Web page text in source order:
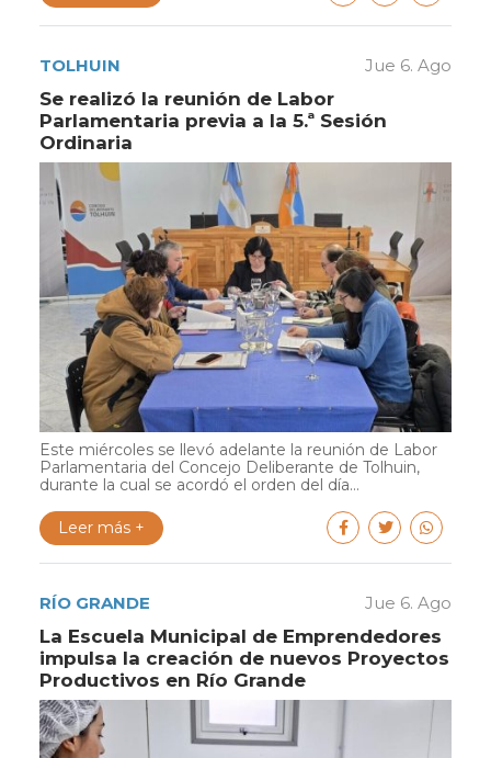
TOLHUIN Jue 6. Ago
Se realizó la reunión de Labor
Parlamentaria previa a la 5.ª Sesión
Ordinaria
Este miércoles se llevó adelante la reunión de Labor
Parlamentaria del Concejo Deliberante de Tolhuin,
durante la cual se acordó el orden del día...
Leer más +
RÍO GRANDE Jue 6. Ago
La Escuela Municipal de Emprendedores
impulsa la creación de nuevos Proyectos
Productivos en Río Grande